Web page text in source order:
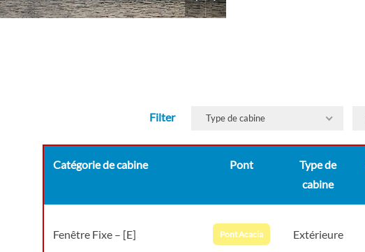
Filter Type de cabine
Catégorie de cabine Pont
Type de
cabine
Fenêtre Fixe – [E] Pont Acacia Extérieure